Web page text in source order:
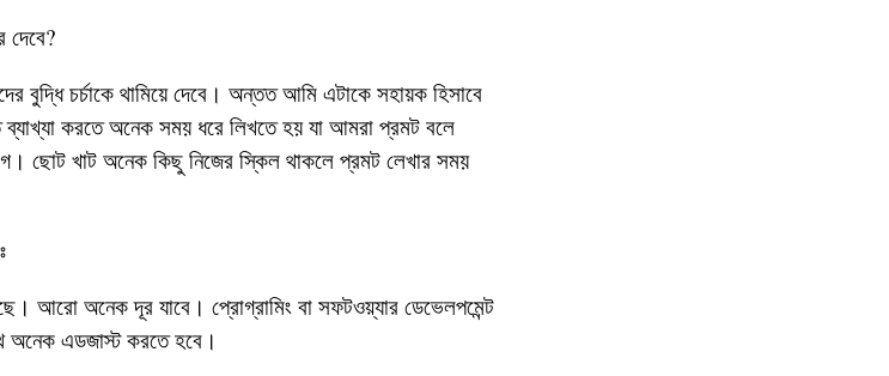
দেবে?
বুদ্ধি চর্চাকে থামিয়ে দেবে। অন্তত আমি এটাকে সহায়ক হিসাবে
করতে অনেক সময় ধরে লিখতে হয় যা আমরা প্রমট বলে
ছোট খাট অনেক কিছু নিজের স্কিল থাকলে প্রমট লেখার সময়
আরো অনেক দূর যাবে। প্রোগ্রামিং বা সফটওয়্যার ডেভেলপমেন্ট
অনেক এডজাস্ট করতে হবে।